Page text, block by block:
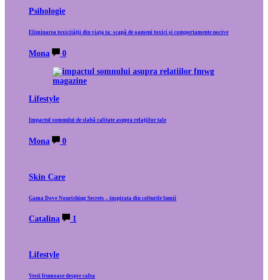
Psihologie
Eliminarea toxicității din viața ta: scapă de oameni toxici și comportamente nocive
Mona 0
Lifestyle
Impactul somnului de slabă calitate asupra relațiilor tale
Mona 0
Skin Care
Gama Dove Nourishing Secrets – inspirata din colturile lumii
Catalina 1
Lifestyle
Vesti frumoase despre cafea